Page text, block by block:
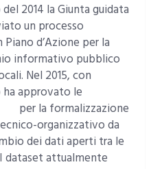
2014 la Giunta guidata
un processo
d’Azione per la
informativo pubblico
Nel 2015, con
ha approvato le
per la formalizzazione
organizzativo da
dei dati aperti tra le
dataset attualmente